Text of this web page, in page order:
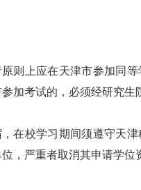
上应在天津市参加同等
加考试的，必须经研究生
校学习期间须遵守天津
，严重者取消其申请学位